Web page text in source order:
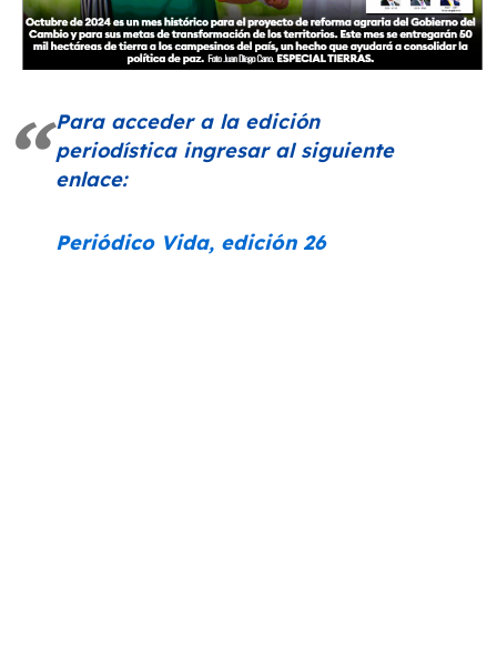
Para acceder a la edición
periodística ingresar al siguiente
enlace:
Periódico Vida, edición 26